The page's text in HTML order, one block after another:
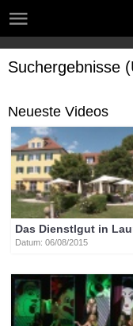
Suchergebnisse
Neueste Videos
Das Dienstlgut in
Datum: 06/08/2015